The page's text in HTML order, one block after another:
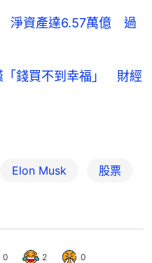
淨資產達6.57萬億 過
「錢買不到幸福」 財經
Elon Musk 股票
0 2 0